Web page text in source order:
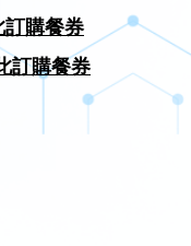
訂購餐券
訂購餐券